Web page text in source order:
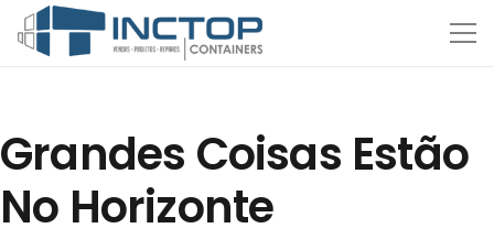
Grandes Coisas Estão
No Horizonte